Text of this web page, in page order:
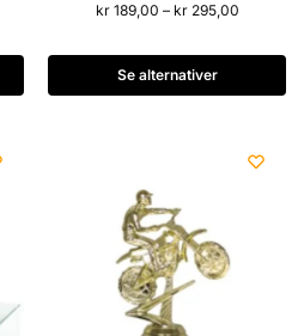
kr189,00 – kr295,00
Se alternativer